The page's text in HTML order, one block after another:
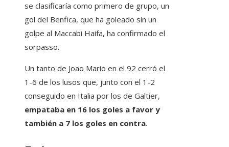
se clasificaría como primero de grupo, un
gol del Benfica, que ha goleado sin un
golpe al Maccabi Haifa, ha confirmado el
sorpasso.
Un tanto de Joao Mario en el 92 cerró el
1-6 de los lusos que, junto con el 1-2
conseguido en Italia por los de Galtier,
empataba en 16 los goles a favor y
también a 7 los goles en contra.